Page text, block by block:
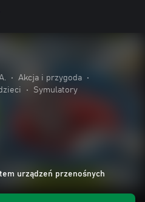
• Akcja i przygoda
•
• Symulatory
urządzeń przenośnych